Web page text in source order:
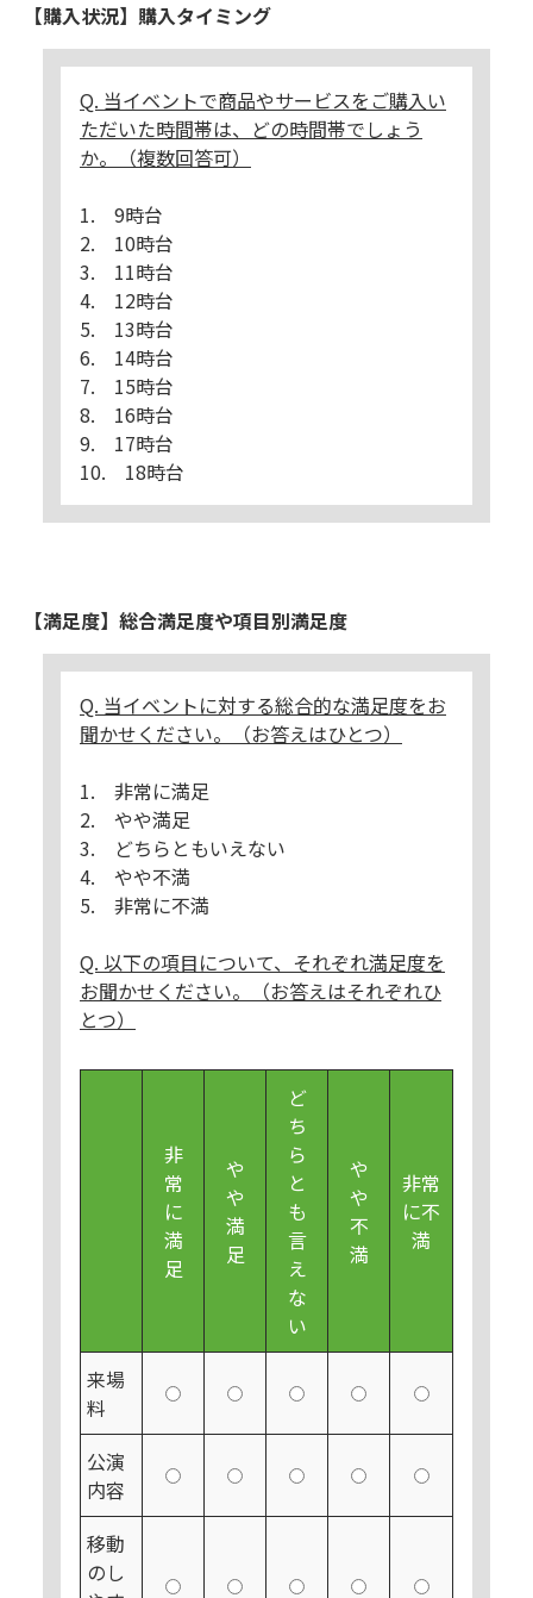
【購入状況】購入タイミング
Q. 当イベントで商品やサービスをご購入い
ただいた時間帯は、どの時間帯でしょう
か。（複数回答可）
1. 9時台
2. 10時台
3. 11時台
4. 12時台
5. 13時台
6. 14時台
7. 15時台
8. 16時台
9. 17時台
10. 18時台
【満足度】総合満足度や項目別満足度
Q. 当イベントに対する総合的な満足度をお
聞かせください。（お答えはひとつ）
1. 非常に満足
2. やや満足
3. どちらともいえない
4. やや不満
5. 非常に不満
Q. 以下の項目について、それぞれ満足度を
お聞かせください。（お答えはそれぞれひ
とつ）
非
常
に
満
足
や
や
満
足
ど
ち
ら
と
も
言
え
な
い
や
や
不
満
非常
に不
満
来場
料
公演
内容
移動
のし